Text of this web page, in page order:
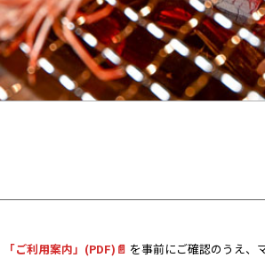
「ご利用案内」(PDF)📄 を事前にご確認のうえ、